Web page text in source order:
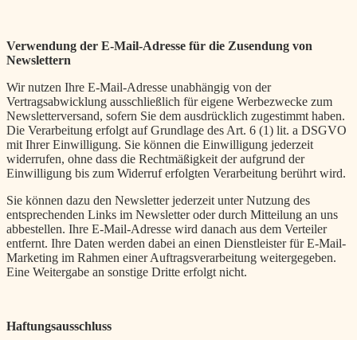
Verwendung der E-Mail-Adresse für die Zusendung von
Newslettern
Wir nutzen Ihre E-Mail-Adresse unabhängig von der
Vertragsabwicklung ausschließlich für eigene Werbezwecke zum
Newsletterversand, sofern Sie dem ausdrücklich zugestimmt haben.
Die Verarbeitung erfolgt auf Grundlage des Art. 6 (1) lit. a DSGVO
mit Ihrer Einwilligung. Sie können die Einwilligung jederzeit
widerrufen, ohne dass die Rechtmäßigkeit der aufgrund der
Einwilligung bis zum Widerruf erfolgten Verarbeitung berührt wird.
Sie können dazu den Newsletter jederzeit unter Nutzung des
entsprechenden Links im Newsletter oder durch Mitteilung an uns
abbestellen. Ihre E-Mail-Adresse wird danach aus dem Verteiler
entfernt. Ihre Daten werden dabei an einen Dienstleister für E-Mail-
Marketing im Rahmen einer Auftragsverarbeitung weitergegeben.
Eine Weitergabe an sonstige Dritte erfolgt nicht.
Haftungsausschluss